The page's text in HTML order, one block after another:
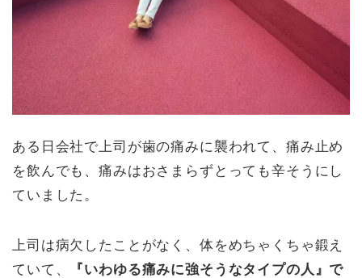
ある日会社で上司が歯の痛みに襲われて、痛み止め
を飲んでも、痛みはおさまらずとっても辛そうにし
ていました。
上司は病欠したことがなく、体をめちゃくちゃ鍛え
ていて、
『いわゆる痛みに強そうなタイプの人』で